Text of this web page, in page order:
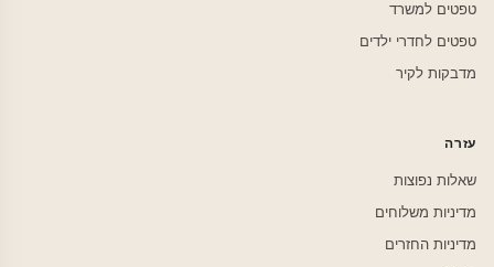
טפטים למשרד
טפטים לחדרי ילדים
מדבקות לקיר
עזרה
שאלות נפוצות
מדיניות משלוחים
מדיניות החזרים